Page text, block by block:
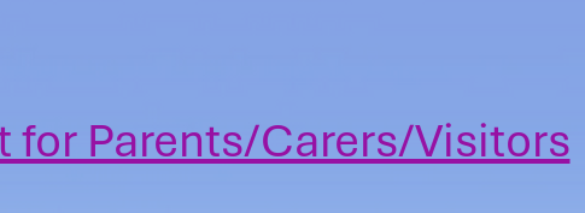
for Parents/Carers/Visitors